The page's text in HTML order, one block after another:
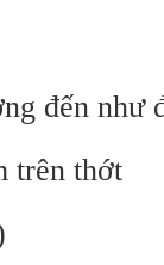
đến như
trên thớt